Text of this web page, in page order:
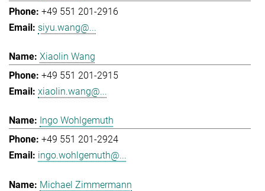
+49 551 201-2916
siyu.wang@...
Xiaolin Wang
+49 551 201-2915
xiaolin.wang@...
Ingo Wohlgemuth
+49 551 201-2924
ingo.wohlgemuth@...
Michael Zimmermann